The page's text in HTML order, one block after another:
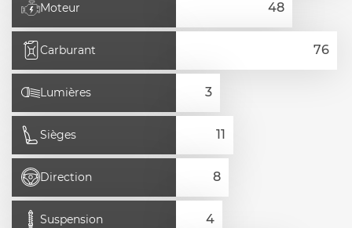
Moteur
Carburant
Lumières
Sièges
Direction
Suspension